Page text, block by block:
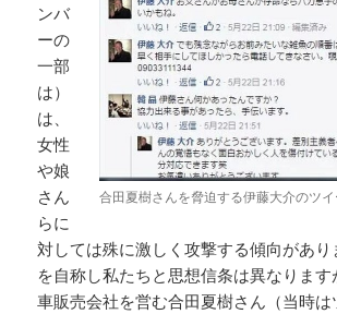
合田夏樹さんを脅迫する伊藤大介のツイ
ンバ
ーの
一部
は）
は、
女性
や娘
さん
らに
対しては殊に激しく攻撃する傾向があ
を自称し私たちと思想信条は異なりま
車販売会社を営む合田夏樹さん（当時